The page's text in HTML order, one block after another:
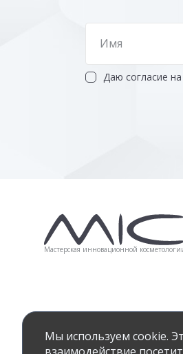
Даю согласие на
Мастерская инновационной
Мы используем cookie.